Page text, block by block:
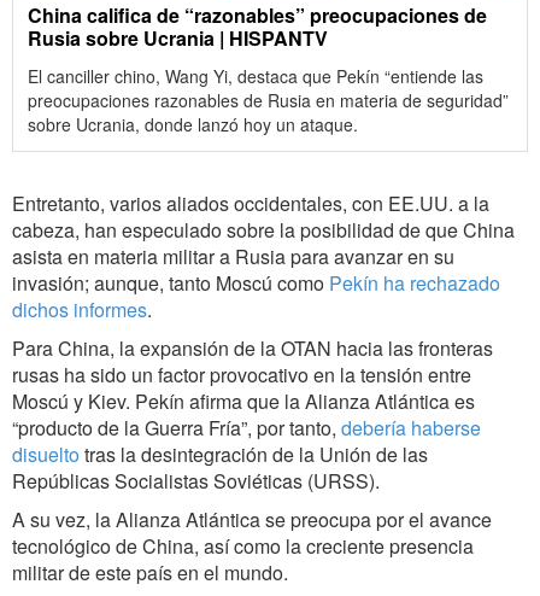
China califica de “razonables” preocupaciones de
Rusia sobre Ucrania | HISPANTV
El canciller chino, Wang Yi, destaca que Pekín “entiende las
preocupaciones razonables de Rusia en materia de seguridad”
sobre Ucrania, donde lanzó hoy un ataque.
Entretanto, varios aliados occidentales, con EE.UU. a la
cabeza, han especulado sobre la posibilidad de que China
asista en materia militar a Rusia para avanzar en su
invasión; aunque, tanto Moscú como Pekín ha rechazado
dichos informes.
Para China, la expansión de la OTAN hacia las fronteras
rusas ha sido un factor provocativo en la tensión entre
Moscú y Kiev. Pekín afirma que la Alianza Atlántica es
“producto de la Guerra Fría”, por tanto, debería haberse
disuelto tras la desintegración de la Unión de las
Repúblicas Socialistas Soviéticas (URSS).
A su vez, la Alianza Atlántica se preocupa por el avance
tecnológico de China, así como la creciente presencia
militar de este país en el mundo.